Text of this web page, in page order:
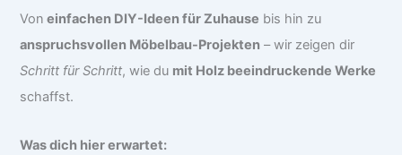
Von einfachen DIY-Ideen für Zuhause bis hin zu
anspruchsvollen Möbelbau-Projekten – wir zeigen dir
Schritt für Schritt, wie du mit Holz beeindruckende Werke
schaffst.
Was dich hier erwartet: